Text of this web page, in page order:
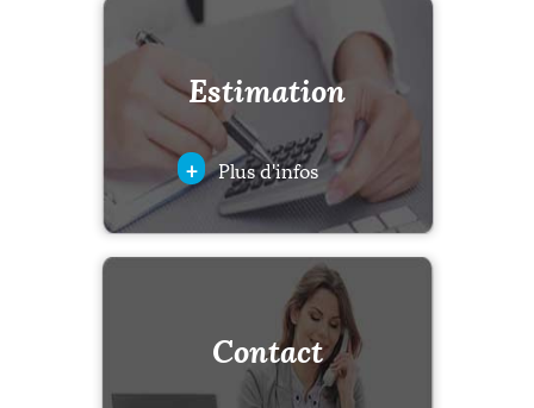
Estimation
+ Plus d'infos
Contact